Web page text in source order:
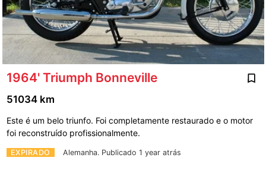
1964' Triumph Bonneville
EXPIRADO Alemanha. Publicado 1 year atrás
51034 km
Este é um belo triunfo. Foi completamente restaurado e o motor
foi reconstruído profissionalmente.